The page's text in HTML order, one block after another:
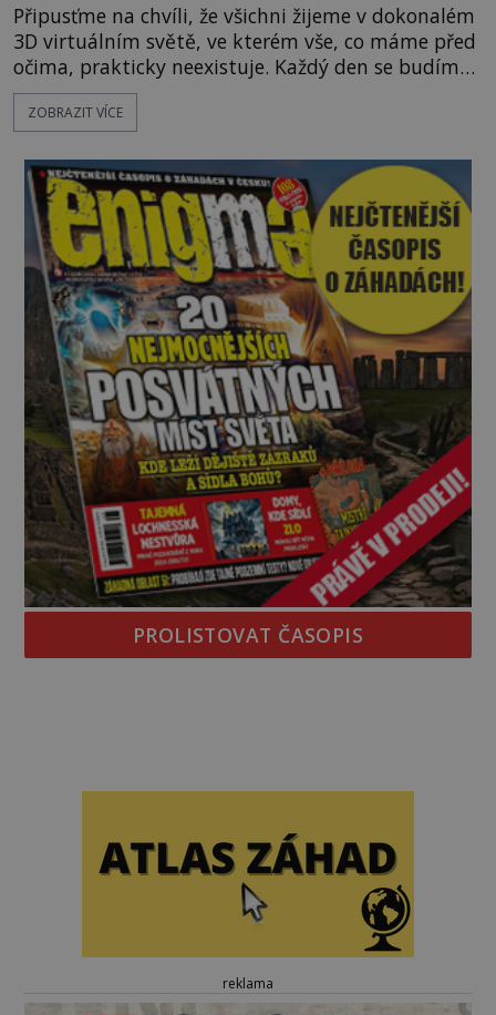
Připusťme na chvíli, že všichni žijeme v dokonalém
3D virtuálním světě, ve kterém vše, co máme před
očima, prakticky neexistuje. Každý den se budíme
do počítačové simulace, která je do určité míry k
nerozeznání od skutečného světa. Tato
skutečnosti však jde o seriózní filozofickou hypoté
ZOBRAZIT VÍCE
PROLISTOVAT ČASOPIS
reklama